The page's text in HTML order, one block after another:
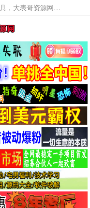
本网站提供资源工具下载，大老表资源工具，大表哥资源网软件工具，大老表资源下载，活动线报福利资源分享,活动线报，大型网游经典游戏，网络热门技术游戏辅助交流与分享。